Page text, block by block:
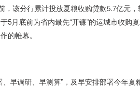
，该分行累计投放夏粮收购贷款5.7亿元
5月底前为省内最先“开镰”的运城市收购
的帷幕。
调研、早测算”，及早安排部署今年夏